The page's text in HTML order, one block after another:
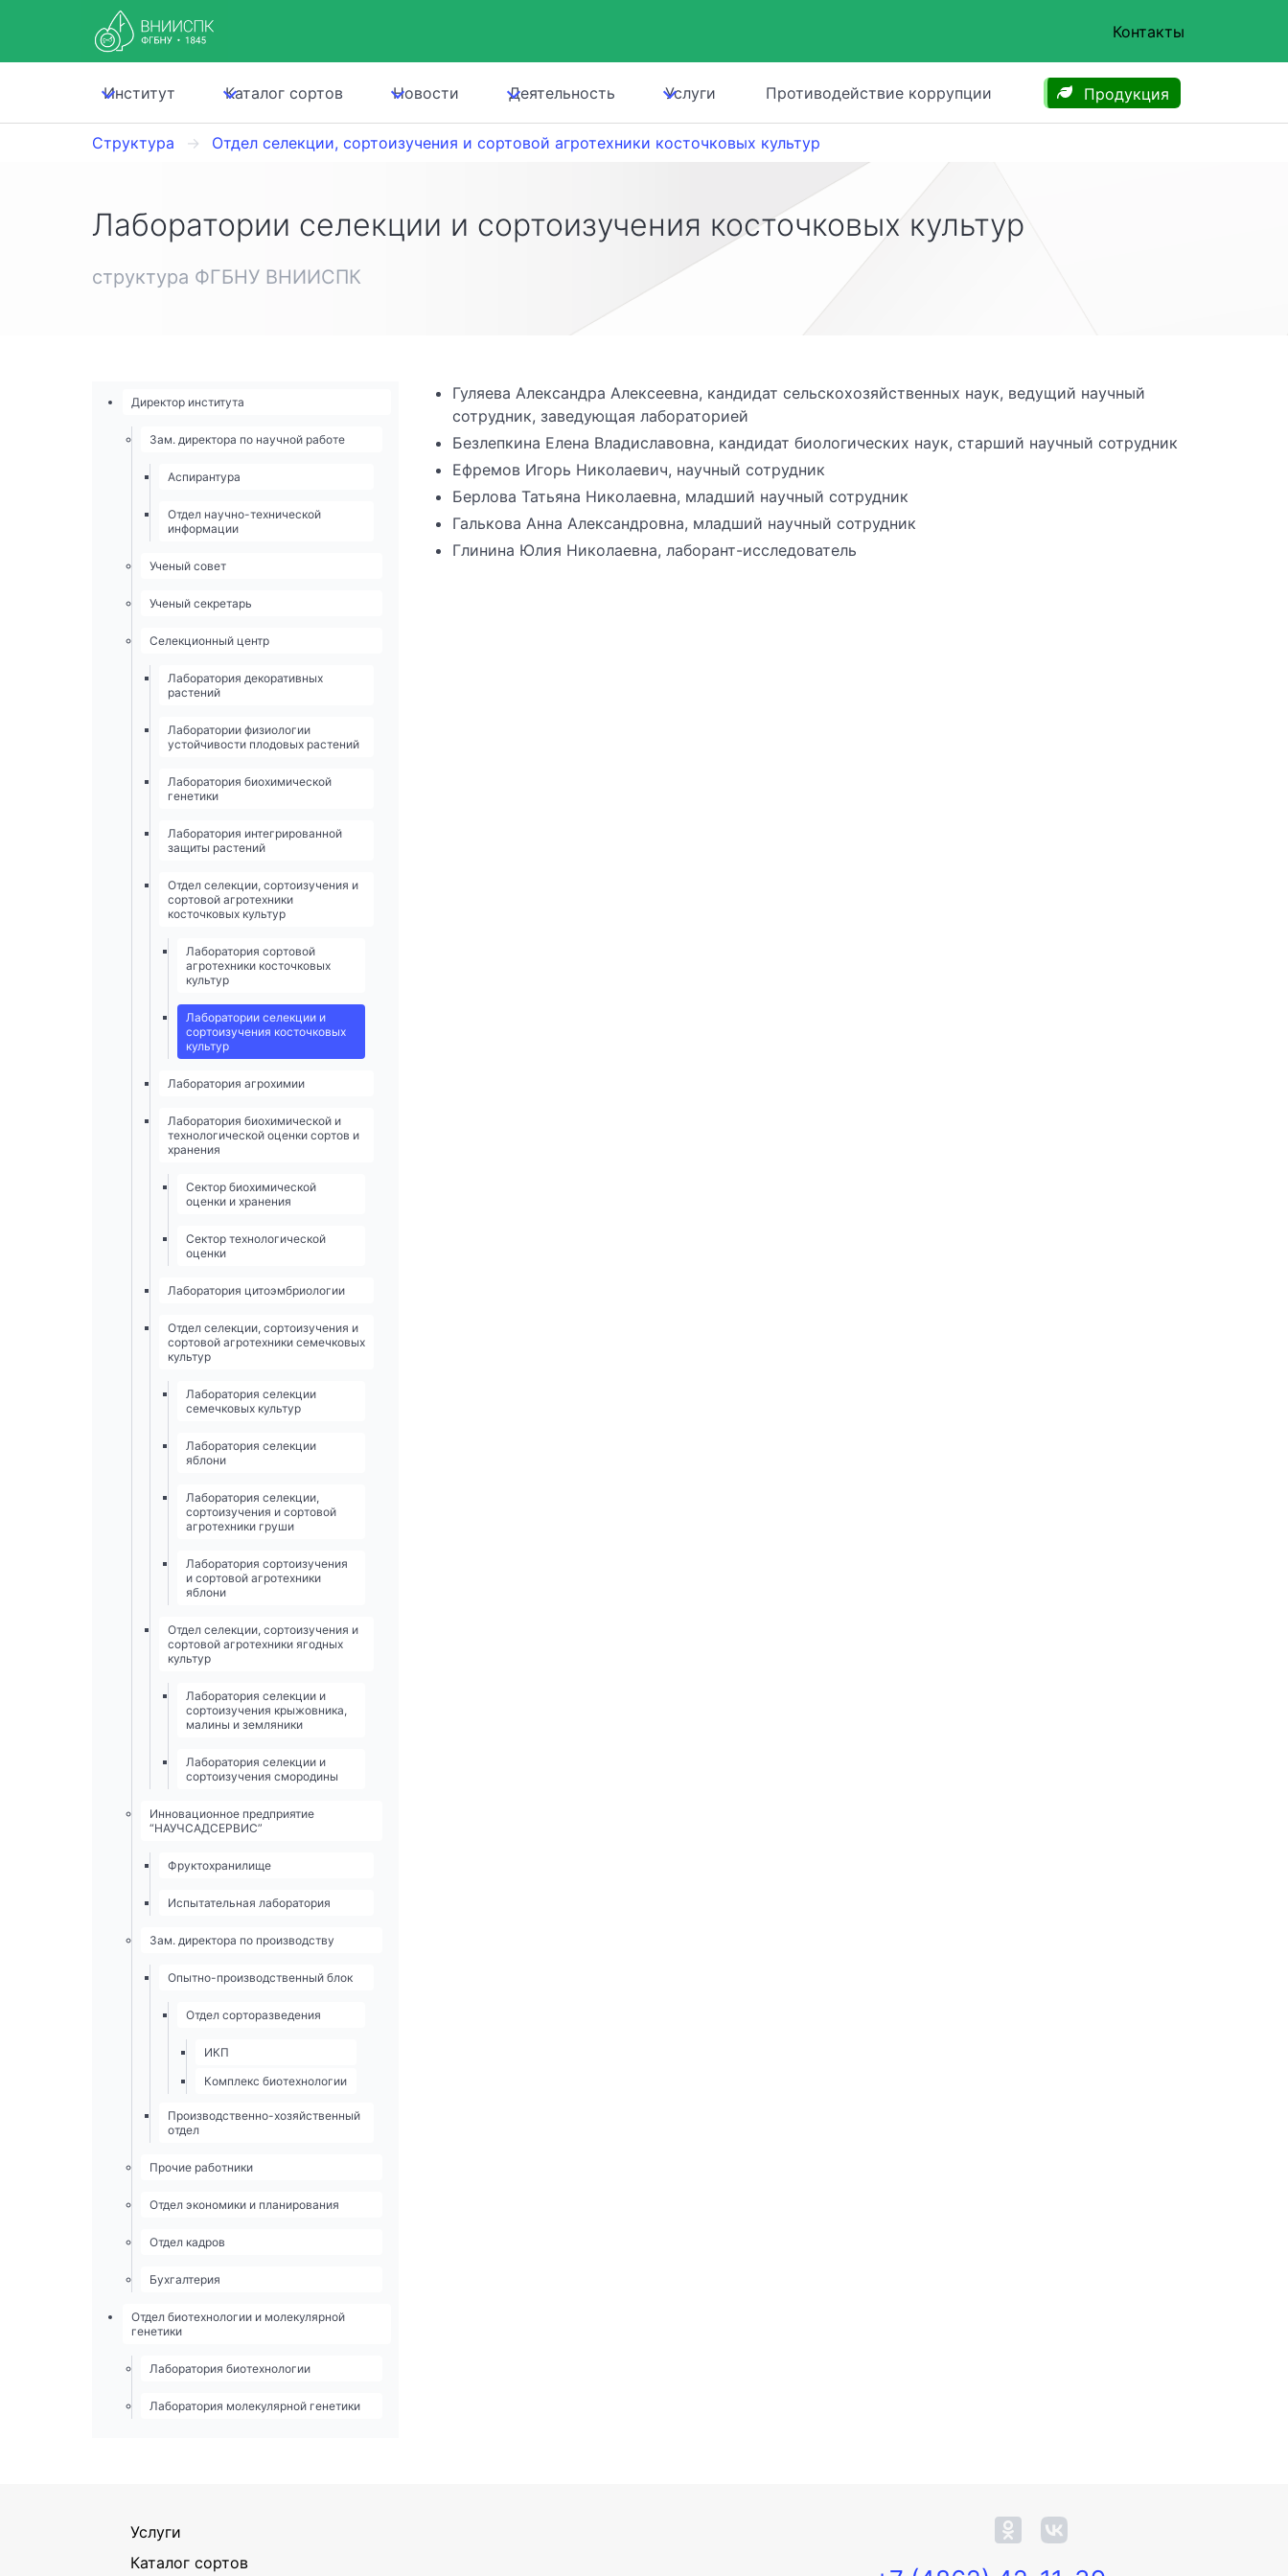
Контакты
Институт Каталог сортов Новости Деятельность Услуги Противодействие коррупции Продукция
Структура Отдел селекции, сортоизучения и сортовой агротехники косточковых культур
Лаборатории селекции и сортоизучения косточковых культур
структура ФГБНУ ВНИИСПК
Директор института
Зам. директора по научной работе
Аспирантура
Отдел научно-технической
информации
Ученый совет
Ученый секретарь
Селекционный центр
Лаборатория декоративных
растений
Лаборатории физиологии
устойчивости плодовых растений
Лаборатория биохимической
генетики
Лаборатория интегрированной
защиты растений
Отдел селекции, сортоизучения и
сортовой агротехники
косточковых культур
Лаборатория сортовой
агротехники косточковых
культур
Лаборатории селекции и
сортоизучения косточковых
культур
Лаборатория агрохимии
Лаборатория биохимической и
технологической оценки сортов и
хранения
Сектор биохимической
оценки и хранения
Сектор технологической
оценки
Лаборатория цитоэмбриологии
Отдел селекции, сортоизучения и
сортовой агротехники семечковых
культур
Лаборатория селекции
семечковых культур
Лаборатория селекции
яблони
Лаборатория селекции,
сортоизучения и сортовой
агротехники груши
Лаборатория сортоизучения
и сортовой агротехники
яблони
Отдел селекции, сортоизучения и
сортовой агротехники ягодных
культур
Лаборатория селекции и
сортоизучения крыжовника,
малины и земляники
Лаборатория селекции и
сортоизучения смородины
Инновационное предприятие
“НАУЧСАДСЕРВИС”
Фруктохранилище
Испытательная лаборатория
Зам. директора по производству
Опытно-­производственный блок
Отдел сорторазведения
ИКП
Комплекс биотехнологии
Производственно-хозяйственный
отдел
Прочие работники
Отдел экономики и планирования
Отдел кадров
Бухгалтерия
Отдел биотехнологии и молекулярной
генетики
Лаборатория биотехнологии
Лаборатория молекулярной генетики
Гуляева Александра Алексеевна, кандидат сельскохозяйственных наук, ведущий научный
сотрудник, заведующая лабораторией
Безлепкина Елена Владиславовна, кандидат биологических наук, старший научный сотрудник
Ефремов Игорь Николаевич, научный сотрудник
Берлова Татьяна Николаевна, младший научный сотрудник
Галькова Анна Александровна, младший научный сотрудник
Глинина Юлия Николаевна, лаборант-исследователь
Услуги
Каталог сортов